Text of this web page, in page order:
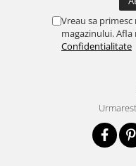
Vreau sa
magazinului.
Confidentialitate